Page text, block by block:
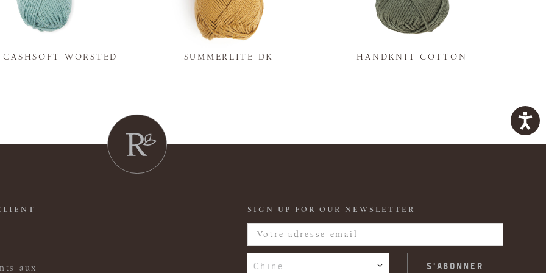
CASHSOFT WORSTED SUMMERLITE DK HANDKNIT COTTON
aux
SIGN UP FOR OUR NEWSLETTER
Chine